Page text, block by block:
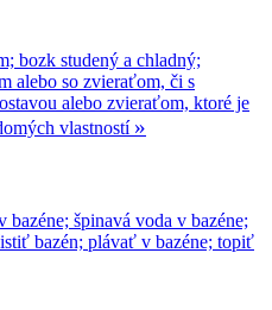
bozk studený a chladný;
alebo so zvieraťom, či s
alebo zvieraťom, ktoré je
vlastností »
špinavá voda v bazéne;
bazén; plávať v bazéne; topiť